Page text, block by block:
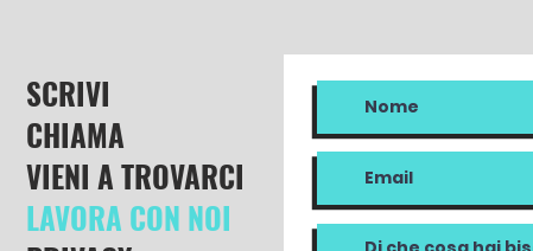
SCRIVI
CHIAMA
VIENI A TROVARCI
LAVORA CON NOI